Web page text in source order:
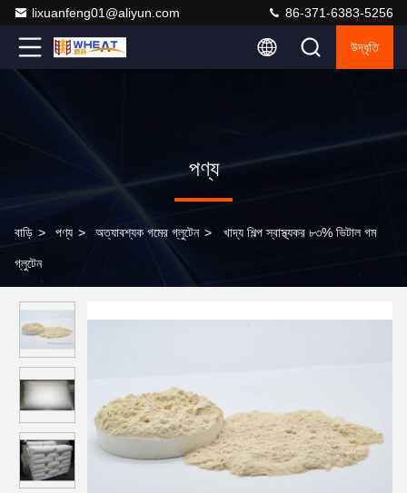
lixuanfeng01@aliyun.com 86-371-6383-5256
উদ্ধৃতি
পণ্য
বাড়ি > পণ্য > অত্যাবশ্যক গমের গ্লুটেন > খাদ্য শিল্প স্বাস্থ্যকর ৮৩% ভিটাল গম
গ্লুটেন